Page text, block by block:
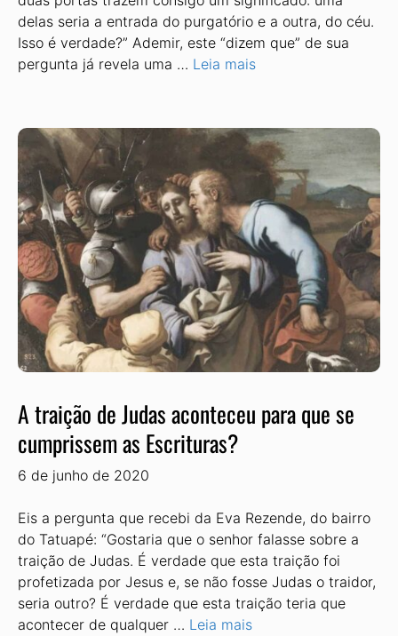
delas seria a entrada do purgatório e a outra, do céu.
Isso é verdade?” Ademir, este “dizem que” de sua
pergunta já revela uma … Leia mais
A traição de Judas aconteceu para que se
cumprissem as Escrituras?
6 de junho de 2020
Eis a pergunta que recebi da Eva Rezende, do bairro
do Tatuapé: “Gostaria que o senhor falasse sobre a
traição de Judas. É verdade que esta traição foi
profetizada por Jesus e, se não fosse Judas o traidor,
seria outro? É verdade que esta traição teria que
acontecer de qualquer … Leia mais